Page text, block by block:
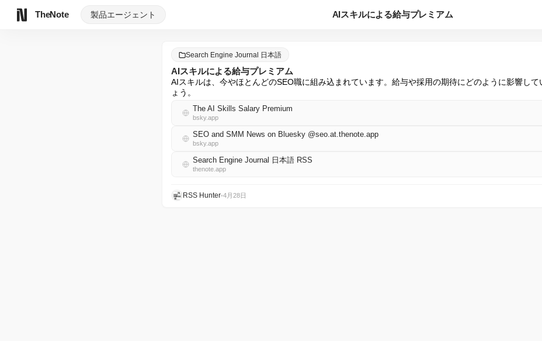
TheNote 製品エージェント AIスキルによる給与プレミアム
Search Engine Journal 日本語
AIスキルによる給与プレミアム
AIスキルは、今やほとんどのSEO職に組み込まれています。給与や採用の期待にどのように影響して
ょう。
The AI Skills Salary Premium
bsky.app
SEO and SMM News on Bluesky @seo.at.thenote.app
bsky.app
Search Engine Journal 日本語 RSS
thenote.app
RSS Hunter•4月28日